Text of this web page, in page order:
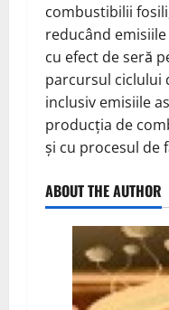
combustibilii
reducând emisiile
cu efect de seră
parcursul ciclului
inclusiv emisiile
producția de
și cu procesul de
ABOUT THE AUTHOR